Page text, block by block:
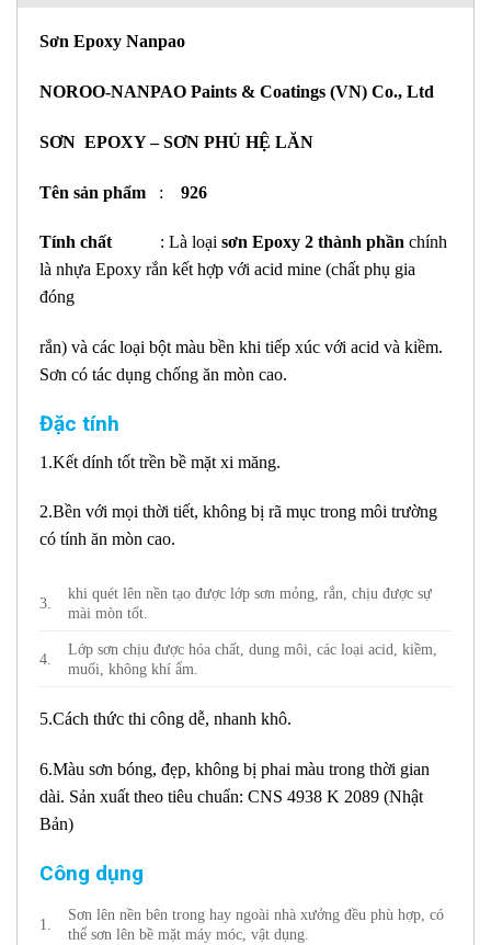
Sơn Epoxy Nanpao
NOROO-NANPAO Paints & Coatings (VN) Co., Ltd
SƠN EPOXY – SƠN PHỦ HỆ LĂN
Tên sản phẩm : 926
Tính chất: Là loại sơn Epoxy 2 thành phần chính
là nhựa Epoxy rắn kết hợp với acid mine (chất phụ gia
đóng
rắn) và các loại bột màu bền khi tiếp xúc với acid và kiềm.
Sơn có tác dụng chống ăn mòn cao.
Đặc tính
1.Kết dính tốt trền bề mặt xi măng.
2.Bền với mọi thời tiết, không bị rã mục trong môi trường
có tính ăn mòn cao.
3.
khi quét lên nền tạo được lớp sơn mỏng, rắn, chịu được sự
mài mòn tốt.
4.
Lớp sơn chịu được hóa chất, dung môi, các loại acid, kiềm,
muối, không khí ẩm.
5.Cách thức thi công dễ, nhanh khô.
6.Màu sơn bóng, đẹp, không bị phai màu trong thời gian
dài. Sản xuất theo tiêu chuẩn: CNS 4938 K 2089 (Nhật
Bản)
Công dụng
1.
Sơn lên nền bên trong hay ngoài nhà xưởng đều phù hợp, có
thể sơn lên bề mặt máy móc, vật dụng.